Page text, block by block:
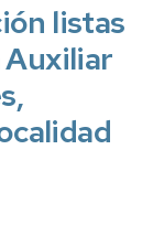
listas
Auxiliar